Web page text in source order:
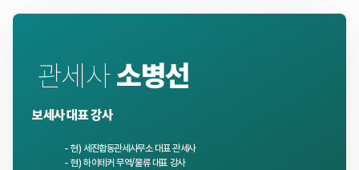
관세사소병선
보세사 대표 강사
- 현) 세진합동관세사무소 대표 관세사
- 현) 하이테커 무역/물류 대표 강사